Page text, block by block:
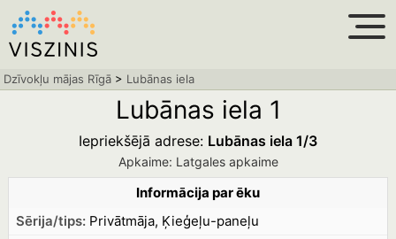
Dzīvokļu mājas Rīgā > Lubānas iela
Lubānas iela 1
Iepriekšējā adrese: Lubānas iela 1/3
Apkaime: Latgales apkaime
Informācija par ēku
Sērija/tips:Privātmāja, Ķieģeļu-paneļu